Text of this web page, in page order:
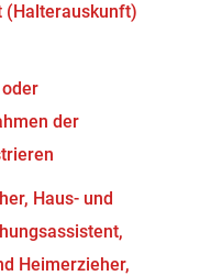
(Halterauskunft)
der
Haus- und
Heimerzieher,